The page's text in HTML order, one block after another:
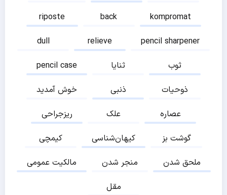
riposte
back
kompromat
dull
relieve
pencil sharpener
pencil case
ثنایا
ثوب
خوش آمدید
ذنبی
ذوحیات
ریزجراحی
علک
عصاره
کیمچی
کیهان‌شناسی
گوشت بز
مالکیت عمومی
منجر شدن
ملحق شدن
مقل